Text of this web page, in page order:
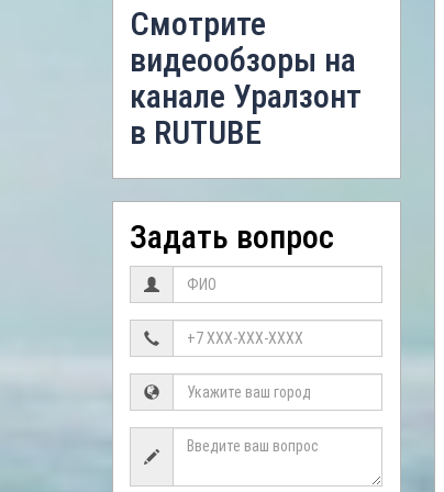
Смотрите
видеообзоры на
канале Уралзонт
в RUTUBE
Задать вопрос